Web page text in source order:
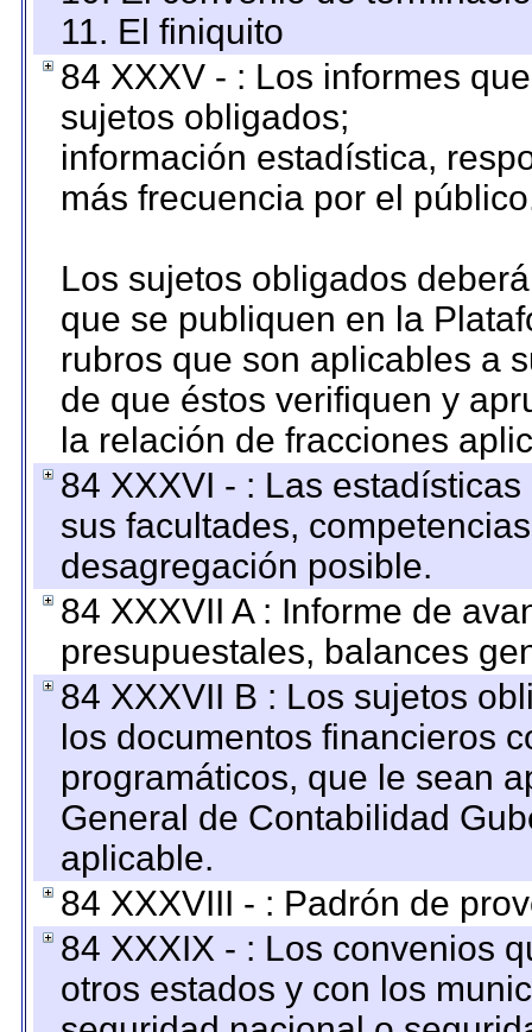
11. El finiquito
84 XXXV - : Los informes
sujetos obligados;
información estadística,
más frecuencia por el
Los sujetos obligados
que se publiquen en la
rubros que son aplicables a
de que éstos verifiquen y
la relación de fracciones
84 XXXVI - : Las
sus facultades,
desagregación posible.
84 XXXVII A : Informe de
presupuestales, balances
84 XXXVII B : Los sujetos
los documentos financieros
programáticos, que le sean
General de Contabilidad
aplicable.
84 XXXVIII - : Padrón de
84 XXXIX - : Los convenios
otros estados y con los